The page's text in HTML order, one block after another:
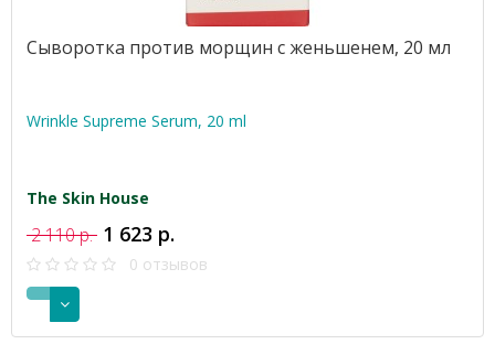
Сыворотка против морщин с женьшенем, 20 мл
Wrinkle Supreme Serum, 20 ml
The Skin House
2 110 р. 1 623 р.
0 отзывов